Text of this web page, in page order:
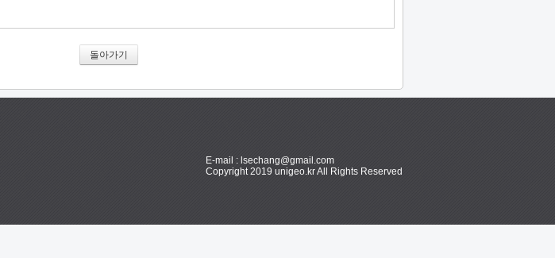
돌아가기
E-mail : lsechang@gmail.com
Copyright 2019 unigeo.kr All Rights Reserved